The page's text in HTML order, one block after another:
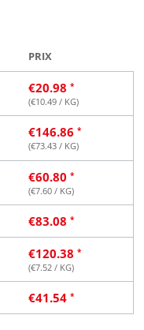
PRIX
€20.98
(€10.49 / KG)
€146.86
(€73.43 / KG)
€60.80
(€7.60 / KG)
€83.08
€120.38
(€7.52 / KG)
€41.54